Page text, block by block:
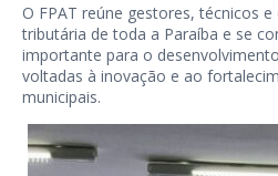
O FPAT reúne gestores, técnicos
tributária de toda a Paraíba e se
importante para o
voltadas à inovação e ao
municipais.